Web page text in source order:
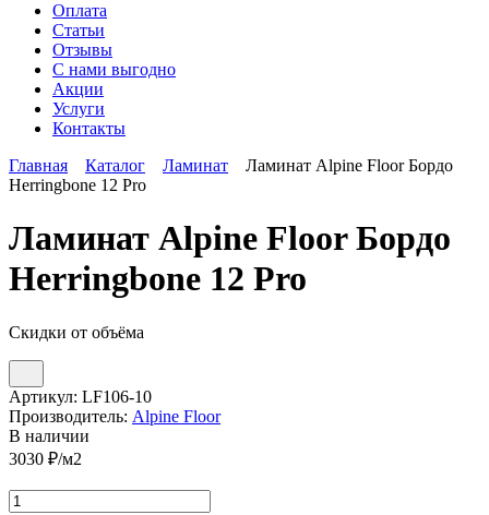
Оплата
Статьи
Отзывы
С нами выгодно
Акции
Услуги
Контакты
Главная
Каталог Ламинат
Ламинат Alpine Floor Бордо
Herringbone 12 Pro
Ламинат Alpine Floor Бордо
Herringbone 12 Pro
Скидки от объёма
Артикул: LF106-10
Производитель: Alpine Floor
В наличии
3030 ₽/м2